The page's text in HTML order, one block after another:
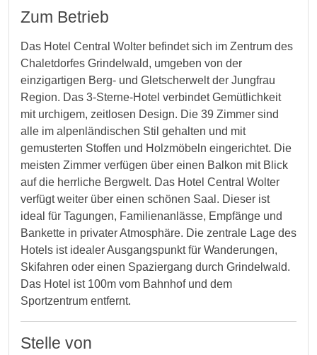
Zum Betrieb
Das Hotel Central Wolter befindet sich im Zentrum des
Chaletdorfes Grindelwald, umgeben von der
einzigartigen Berg- und Gletscherwelt der Jungfrau
Region. Das 3-Sterne-Hotel verbindet Gemütlichkeit
mit urchigem, zeitlosen Design. Die 39 Zimmer sind
alle im alpenländischen Stil gehalten und mit
gemusterten Stoffen und Holzmöbeln eingerichtet. Die
meisten Zimmer verfügen über einen Balkon mit Blick
auf die herrliche Bergwelt. Das Hotel Central Wolter
verfügt weiter über einen schönen Saal. Dieser ist
ideal für Tagungen, Familienanlässe, Empfänge und
Bankette in privater Atmosphäre. Die zentrale Lage des
Hotels ist idealer Ausgangspunkt für Wanderungen,
Skifahren oder einen Spaziergang durch Grindelwald.
Das Hotel ist 100m vom Bahnhof und dem
Sportzentrum entfernt.
Stelle von